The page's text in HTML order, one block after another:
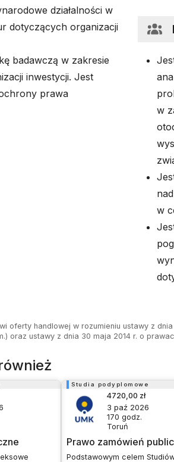
działalności w
dotyczących organizacji
badawczą w zakresie
inwestycji. Jest
prawa
w
w
oferty handlowej w rozumieniu ustawy z
oraz ustawy z dnia 30 maja 2014 r. o
Studia podyplomowe
Prawo zamówień
4720,00 zł
3 paź 2026
170 godz.
Toruń
Podstawowym celem